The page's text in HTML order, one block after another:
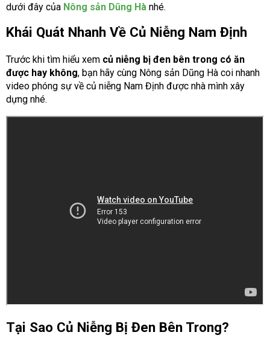
dưới đây của Nông sản Dũng Hà nhé.
Khái Quát Nhanh Về Củ Niễng Nam Định
Trước khi tìm hiểu xem củ niễng bị đen bên trong có ăn
được hay không, bạn hãy cùng Nông sản Dũng Hà coi nhanh
video phóng sự về củ niễng Nam Định được nhà mình xây
dựng nhé.
Tại Sao Củ Niễng Bị Đen Bên Trong?